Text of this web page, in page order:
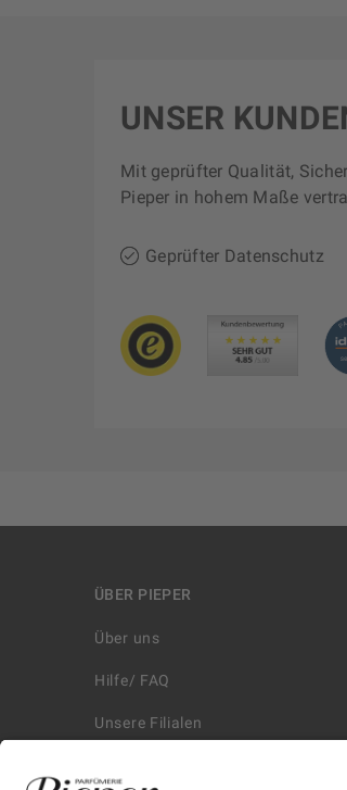
UNSER
Mit geprüfter Qualität,
Pieper in hohem Maße
Geprüfter Datenschutz
ÜBER PIEPER
Über uns
Hilfe/ FAQ
Unsere Filialen